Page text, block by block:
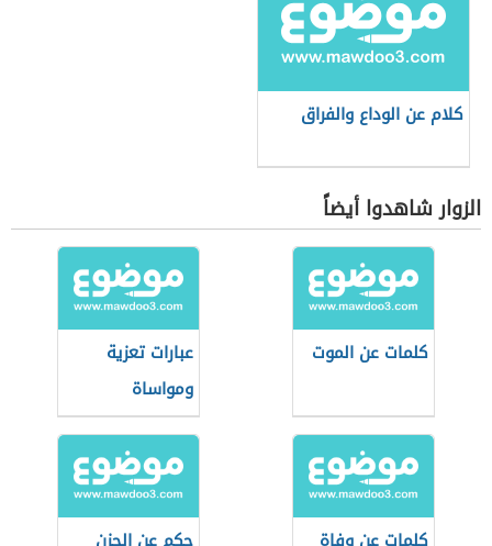
كلام عن الوداع والفراق
الزوار شاهدوا أيضاً
كلمات عن الموت
عبارات تعزية
ومواساة